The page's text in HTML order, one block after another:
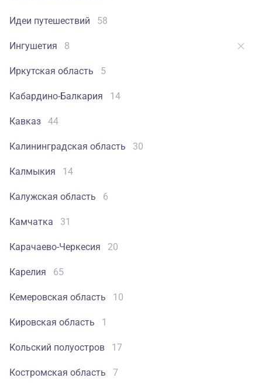
Идеи путешествий 58
Ингушетия 8
Иркутская область 5
Кабардино-Балкария 14
Кавказ 44
Калининградская область 30
Калмыкия 14
Калужская область 6
Камчатка 31
Карачаево-Черкесия 20
Карелия 65
Кемеровская область 10
Кировская область 1
Кольский полуостров 17
Костромская область 7